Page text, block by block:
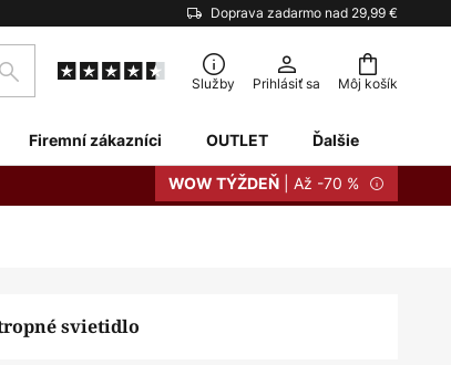
Doprava zadarmo nad 29,99 €
Môj košík
Hľadať Služby Prihlásiť sa
Firemní zákazníci OUTLET Ďalšie
WOW TÝŽDEŇ | Až -70 %
svietidlo